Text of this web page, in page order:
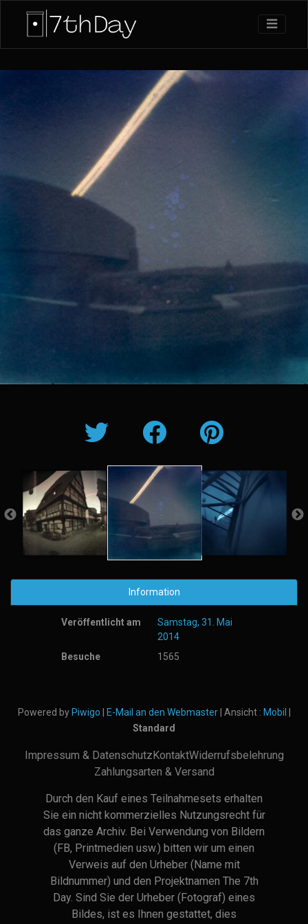
Information
Veröffentlicht am
Samstag, 31. Mai
2014
Besuche
1565
Powered by Piwigo E-Mail an den Webmaster| Ansicht : Mobil
Standard
Impressum & DatenschutzKontaktWiderrufsbelehrung
Zahlungsarten & Versand
Durch den Kauf eines Teilnahmesets erhalten
Sie ein nicht kommerzielles Nutzungsrecht für
das ganze Archiv. Bei Verwendung von Bildern
(FB, Printmedien usw.) bitten wir um einen
Verweis auf den Urheber (Name mit
Bildnummer) und den Projektnamen The 7th
Day. Sind Sie der Urheber (Fotograf) eines
Bildes, ist es Ihnen gestattet, dies